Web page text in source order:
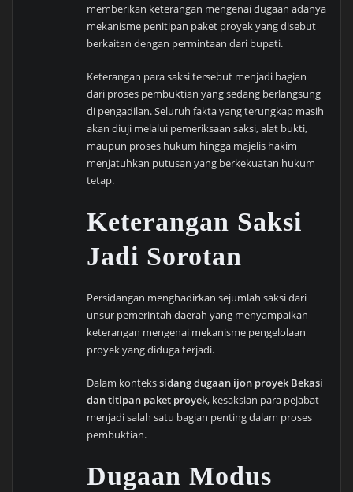
memberikan keterangan mengenai dugaan adanya
mekanisme penitipan paket proyek yang disebut
berkaitan dengan permintaan dari bupati.
Keterangan para saksi tersebut menjadi bagian
dari proses pembuktian yang sedang berlangsung
di pengadilan. Seluruh fakta yang terungkap masih
akan diuji melalui pemeriksaan saksi, alat bukti,
maupun proses hukum hingga majelis hakim
menjatuhkan putusan yang berkekuatan hukum
tetap.
Keterangan Saksi
Jadi Sorotan
Persidangan menghadirkan sejumlah saksi dari
unsur pemerintah daerah yang menyampaikan
keterangan mengenai mekanisme pengelolaan
proyek yang diduga terjadi.
Dalam kontekssidang dugaan ijon proyek Bekasi
dan titipan paket proyek, kesaksian para pejabat
menjadi salah satu bagian penting dalam proses
pembuktian.
Dugaan Modus